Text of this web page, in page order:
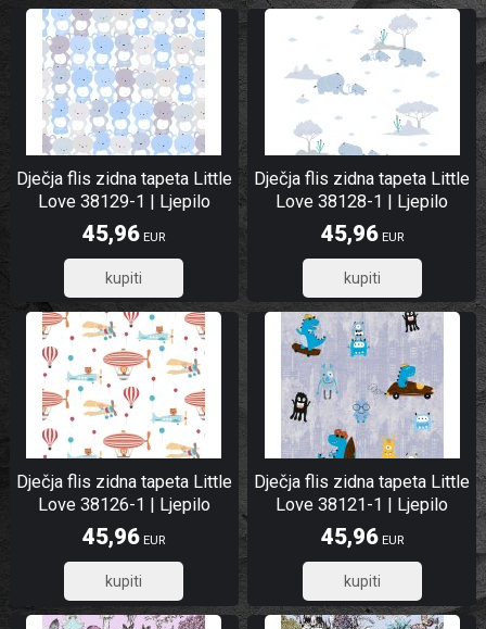
Dječja flis zidna tapeta Little
Love 38129-1 | Ljepilo
besplatno
45,96 EUR
36,77
Dječja flis zidna tapeta Little
Love 38128-1 | Ljepilo
besplatno
45,96EUR
36,77
Dječja flis zidna tapeta Little
Love 38126-1 | Ljepilo
besplatno
45,96 EUR
36,77
Dječja flis zidna tapeta Little
Love 38121-1 | Ljepilo
besplatno
45,96EUR
36,77